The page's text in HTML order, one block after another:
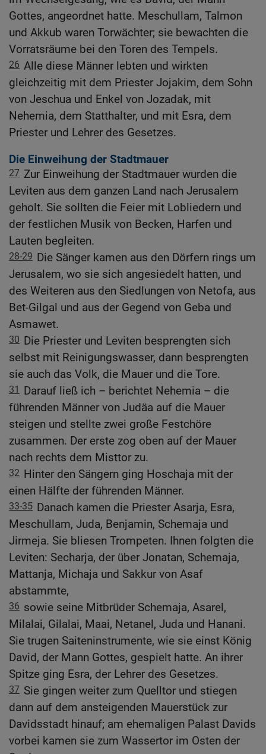
Gottes, angeordnet hatte. Meschullam, Talmon
und Akkub waren Torwächter; sie bewachten die
Vorratsräume bei den Toren des Tempels.
26 Alle diese Männer lebten und wirkten
gleichzeitig mit dem Priester Jojakim, dem Sohn
von Jeschua und Enkel von Jozadak, mit
Nehemia, dem Statthalter, und mit Esra, dem
Priester und Lehrer des Gesetzes.
Die Einweihung der Stadtmauer
27 Zur Einweihung der Stadtmauer wurden die
Leviten aus dem ganzen Land nach Jerusalem
geholt. Sie sollten die Feier mit Lobliedern und
der festlichen Musik von Becken, Harfen und
Lauten begleiten.
28-29 Die Sänger kamen aus den Dörfern rings um
Jerusalem, wo sie sich angesiedelt hatten, und
des Weiteren aus den Siedlungen von Netofa, aus
Bet-Gilgal und aus der Gegend von Geba und
Asmawet.
30 Die Priester und Leviten besprengten sich
selbst mit Reinigungswasser, dann besprengten
sie auch das Volk, die Mauer und die Tore.
31 Darauf ließ ich – berichtet Nehemia – die
führenden Männer von Judäa auf die Mauer
steigen und stellte zwei große Festchöre
zusammen. Der erste zog oben auf der Mauer
nach rechts dem Misttor zu.
32 Hinter den Sängern ging Hoschaja mit der
einen Hälfte der führenden Männer.
33-35 Danach kamen die Priester Asarja, Esra,
Meschullam, Juda, Benjamin, Schemaja und
Jirmeja. Sie bliesen Trompeten. Ihnen folgten die
Leviten: Secharja, der über Jonatan, Schemaja,
Mattanja, Michaja und Sakkur von Asaf
abstammte,
36 sowie seine Mitbrüder Schemaja, Asarel,
Milalai, Gilalai, Maai, Netanel, Juda und Hanani.
Sie trugen Saiteninstrumente, wie sie einst König
David, der Mann Gottes, gespielt hatte. An ihrer
Spitze ging Esra, der Lehrer des Gesetzes.
37 Sie gingen weiter zum Quelltor und stiegen
dann auf dem ansteigenden Mauerstück zur
Davidsstadt hinauf; am ehemaligen Palast Davids
vorbei kamen sie zum Wassertor im Osten der